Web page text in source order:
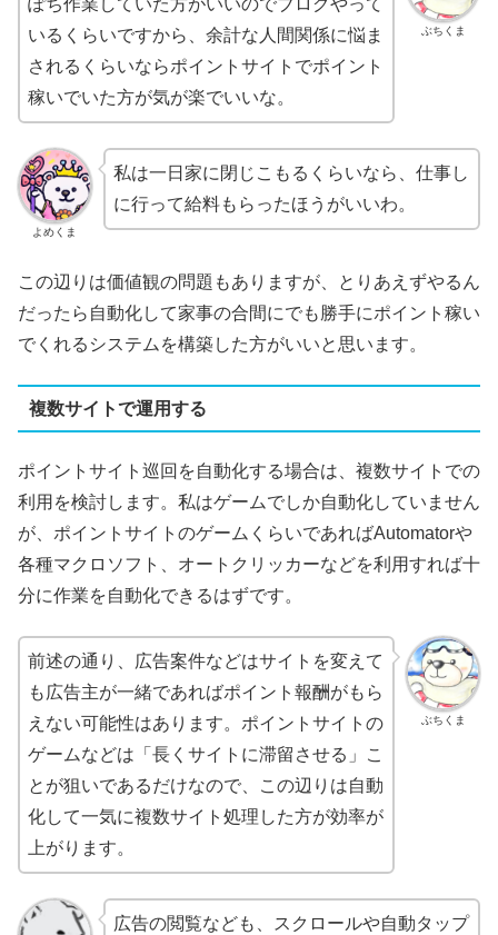
ぶちくま
いるくらいですから、余計な人間関係に悩ま
されるくらいならポイントサイトでポイント
稼いでいた方が気が楽でいいな。
よめくま
私は一日家に閉じこもるくらいなら、仕事し
に行って給料もらったほうがいいわ。
この辺りは価値観の問題もありますが、とりあえずやるん
だったら自動化して家事の合間にでも勝手にポイント稼い
でくれるシステムを構築した方がいいと思います。
複数サイトで運用する
ポイントサイト巡回を自動化する場合は、複数サイトでの
利用を検討します。私はゲームでしか自動化していません
が、ポイントサイトのゲームくらいであればAutomatorや
各種マクロソフト、オートクリッカーなどを利用すれば十
分に作業を自動化できるはずです。
ぶちくま
前述の通り、広告案件などはサイトを変えて
も広告主が一緒であればポイント報酬がもら
えない可能性はあります。ポイントサイトの
ゲームなどは「長くサイトに滞留させる」こ
とが狙いであるだけなので、この辺りは自動
化して一気に複数サイト処理した方が効率が
上がります。
広告の閲覧なども、スクロールや自動タップ